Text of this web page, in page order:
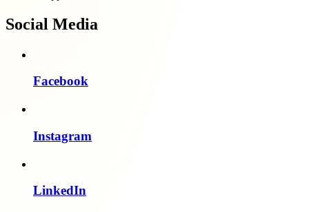
Social Media
Facebook
Instagram
LinkedIn